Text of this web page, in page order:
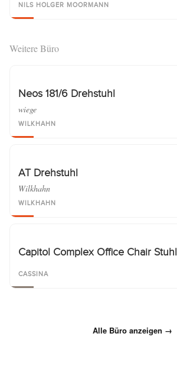
NILS HOLGER MOORMANN
Weitere Büro
Neos 181/6 Drehstuhl
wiege
WILKHAHN
AT Drehstuhl
Wilkhahn
WILKHAHN
Capitol Complex Office Chair Stuhl
CASSINA
Alle Büro anzeigen →